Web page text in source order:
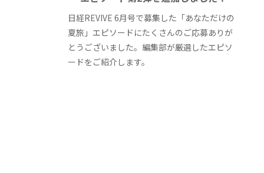
日経REVIVE 6月号で募集した「あなただけの
夏旅」エピソードにたくさんのご応募ありが
とうございました。編集部が厳選したエピソ
ードをご紹介します。